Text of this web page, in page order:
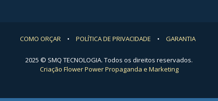
COMO ORÇAR • POLÍTICA DE PRIVACIDADE • GARANTIA
2025 © SMQ TECNOLOGIA. Todos os direitos reservados.
Criação Flower Power Propaganda e Marketing